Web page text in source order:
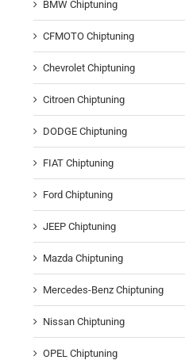
BMW Chiptuning
CFMOTO Chiptuning
Chevrolet Chiptuning
Citroen Chiptuning
DODGE Chiptuning
FIAT Chiptuning
Ford Chiptuning
JEEP Chiptuning
Mazda Chiptuning
Mercedes-Benz Chiptuning
Nissan Chiptuning
OPEL Chiptuning